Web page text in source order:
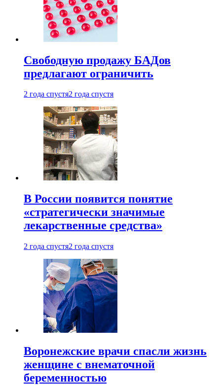
Свободную продажу БАДов
предлагают ограничить
2 года спустя2 года спустя
В России появится понятие
«стратегически значимые
лекарственные средства»
2 года спустя2 года спустя
Воронежские врачи спасли жизнь
женщине с внематочной
беременностью